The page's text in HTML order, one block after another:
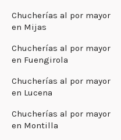
Chucherías al por mayor
en Mijas
Chucherías al por mayor
en Fuengirola
Chucherías al por mayor
en Lucena
Chucherías al por mayor
en Montilla